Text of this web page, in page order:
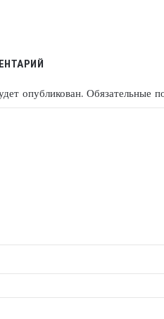
опубликован. Обязательные